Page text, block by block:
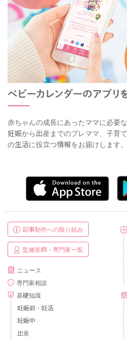
赤ちゃんの成長にあったママに必要
妊娠から出産までのプレママ、子育
の生活に役立つ情報をお届けします。
記事制作への取り組み
監修医師・専門家一覧
ニュース
専門家相談
基礎知識
妊娠前・妊活
妊娠中
出産